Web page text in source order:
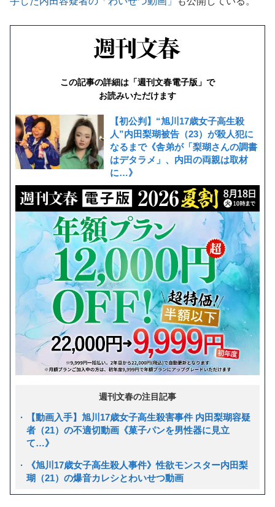
この記事の詳細は「週刊文春電子版」で
お読みいただけます
【初公判】“旭川17歳女子高生殺
人”内田梨瑚被告（23）が殺人犯に
なるまで《舎弟が「梨瑚さんの調書
はデタラメ」、内田の両親は取材
に…》
週刊文春の注目記事
【動画入手】旭川17歳女子高生殺害事件 内田梨瑚容疑
者（21）の不適切動画《菓子パンを男性器に見立
て…》
《旭川17歳女子高生殺人事件》性欲モンスター内田梨
瑚（21）の爆音カレシとわいせつ動画